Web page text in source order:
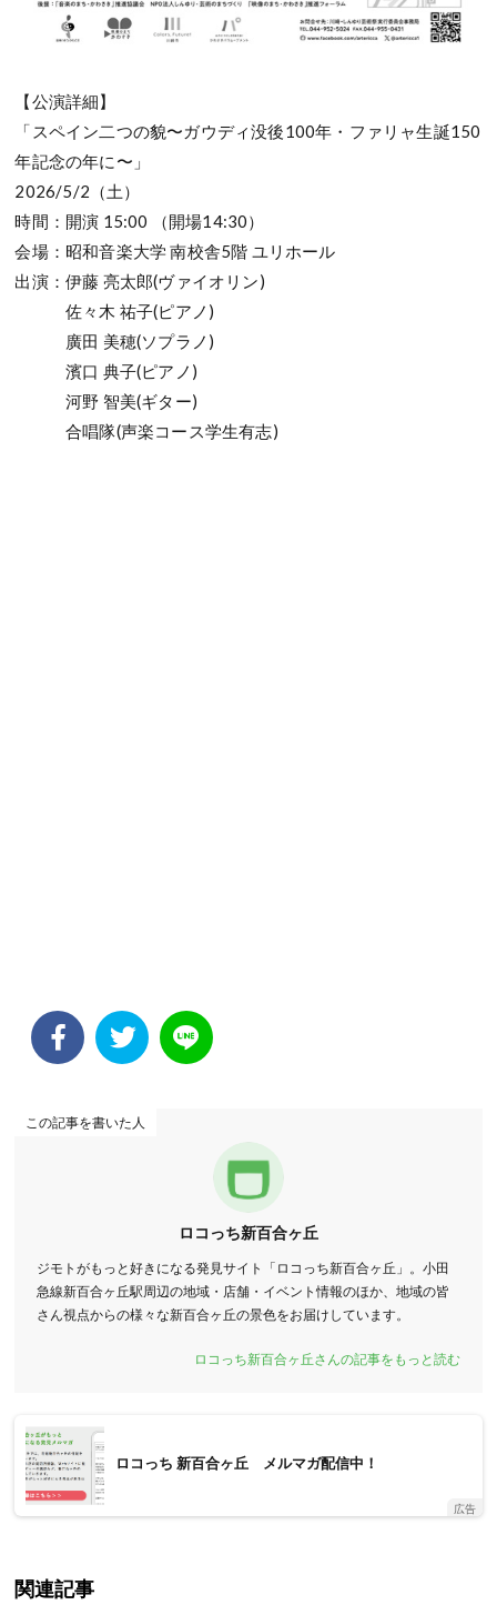
【公演詳細】
「スペイン二つの貌〜ガウディ没後100年・ファリャ生誕150
年記念の年に〜」
2026/5/2（土）
時間：開演 15:00 （開場14:30）
会場：昭和音楽大学 南校舎5階 ユリホール
出演：伊藤 亮太郎(ヴァイオリン)
佐々木 祐子(ピアノ)
廣田 美穂(ソプラノ)
濱口 典子(ピアノ)
河野 智美(ギター)
合唱隊(声楽コース学生有志)
この記事を書いた人
ロコっち新百合ヶ丘
ジモトがもっと好きになる発見サイト「ロコっち新百合ヶ丘」。小田
急線新百合ヶ丘駅周辺の地域・店舗・イベント情報のほか、地域の皆
さん視点からの様々な新百合ヶ丘の景色をお届けしています。
ロコっち新百合ヶ丘さんの記事をもっと読む
ロコっち 新百合ヶ丘 メルマガ配信中！
広告
関連記事